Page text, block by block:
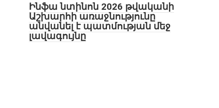
Ինֆա նտինոն 2026 թվականի
Աշխարհի առաջնությունը
անվանել է պատմության մեջ
լավագույնը